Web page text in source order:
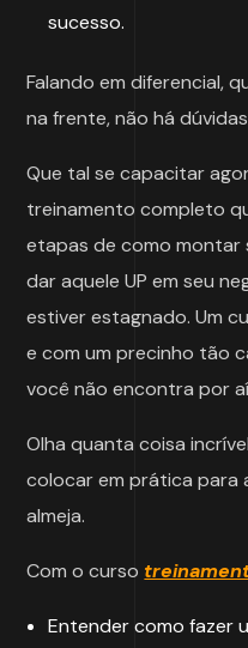
sucesso.
Falando em diferencial,
na frente, não há
Que tal se capacitar
treinamento completo
etapas de como montar
dar aquele UP em seu
estiver estagnado. Um
e com um precinho tão
você não encontra por
Olha quanta coisa
colocar em prática para
almeja.
Com o curso
Entender como fazer